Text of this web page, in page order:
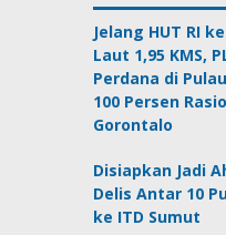
Jelang HUT RI
Laut 1,95 KMS,
Perdana di
100 Persen
Gorontalo
Disiapkan Jadi
Delis Antar 10
ke ITD Sumut